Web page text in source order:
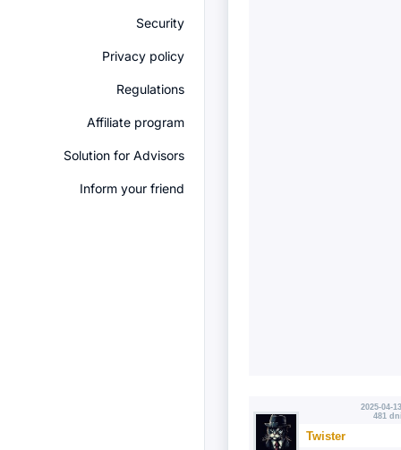
Security
Privacy policy
Regulations
Affiliate program
Solution for Advisors
Inform your friend
2025-04-
481
Twister